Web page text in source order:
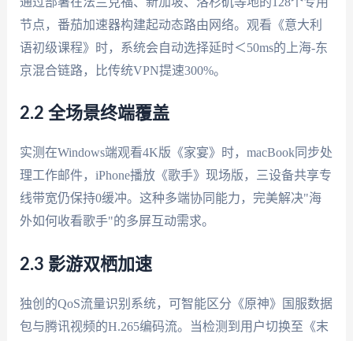
节点，番茄加速器构建起动态路由网络。观看《意大利
语初级课程》时，系统会自动选择延时＜50ms的上海-东
京混合链路，比传统VPN提速300%。
2.2 全场景终端覆盖
实测在Windows端观看4K版《家宴》时，macBook同步处
理工作邮件，iPhone播放《歌手》现场版，三设备共享专
线带宽仍保持0缓冲。这种多端协同能力，完美解决"海
外如何收看歌手"的多屏互动需求。
2.3 影游双栖加速
独创的QoS流量识别系统，可智能区分《原神》国服数据
包与腾讯视频的H.265编码流。当检测到用户切换至《末